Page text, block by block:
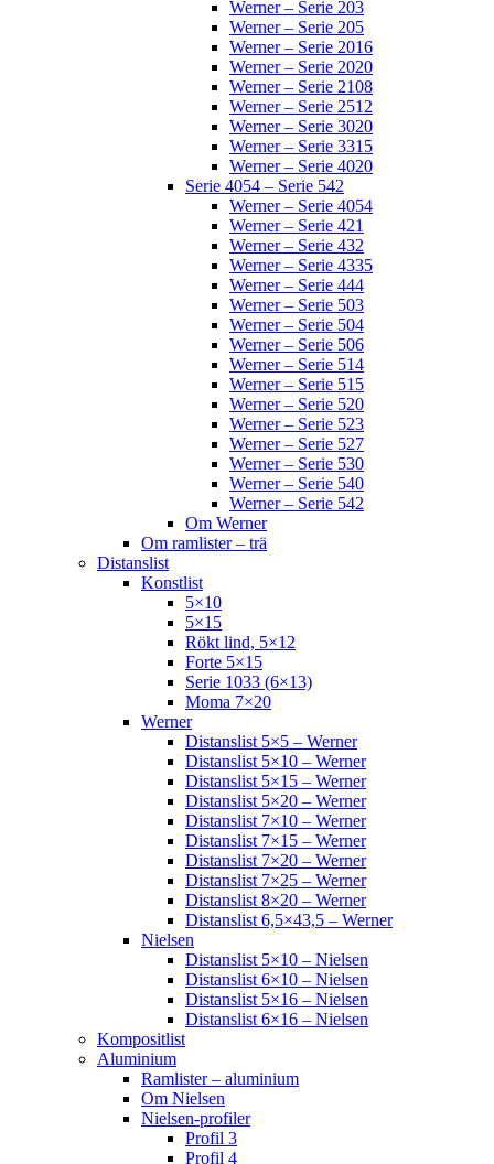
Werner – Serie 203
Werner – Serie 205
Werner – Serie 2016
Werner – Serie 2020
Werner – Serie 2108
Werner – Serie 2512
Werner – Serie 3020
Werner – Serie 3315
Werner – Serie 4020
Serie 4054 – Serie 542
Werner – Serie 4054
Werner – Serie 421
Werner – Serie 432
Werner – Serie 4335
Werner – Serie 444
Werner – Serie 503
Werner – Serie 504
Werner – Serie 506
Werner – Serie 514
Werner – Serie 515
Werner – Serie 520
Werner – Serie 523
Werner – Serie 527
Werner – Serie 530
Werner – Serie 540
Werner – Serie 542
Om Werner
Om ramlister – trä
Distanslist
Konstlist
5×10
5×15
Rökt lind, 5×12
Forte 5×15
Serie 1033 (6×13)
Moma 7×20
Werner
Distanslist 5×5 – Werner
Distanslist 5×10 – Werner
Distanslist 5×15 – Werner
Distanslist 5×20 – Werner
Distanslist 7×10 – Werner
Distanslist 7×15 – Werner
Distanslist 7×20 – Werner
Distanslist 7×25 – Werner
Distanslist 8×20 – Werner
Distanslist 6,5×43,5 – Werner
Nielsen
Distanslist 5×10 – Nielsen
Distanslist 6×10 – Nielsen
Distanslist 5×16 – Nielsen
Distanslist 6×16 – Nielsen
Kompositlist
Aluminium
Ramlister – aluminium
Om Nielsen
Nielsen-profiler
Profil 3
Profil 4